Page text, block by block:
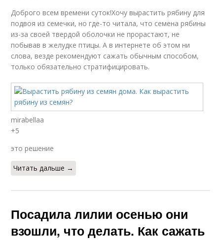
Доброго всем времени суток!Хочу вырастить рябину для
подвоя из семечки, но где-то читала, что семена рябины
из-за своей твердой оболочки не прорастают, не
побывав в желудке птицы. А в интернете об этом ни
слова, везде рекомендуют сажать обычным способом,
только обязательно стратифицировать.
mirabellaa
+5
это решение
Читать дальше →
Посадила лилии осенью они
взошли, что делать. Как сажать